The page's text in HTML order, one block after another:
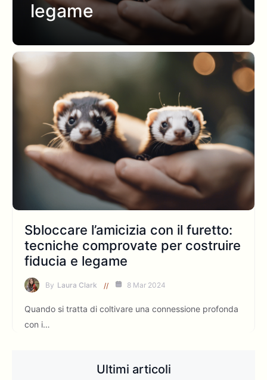
legame
Sbloccare l’amicizia con il furetto:
tecniche comprovate per costruire
fiducia e legame
By Laura Clark 8 Mar 2024
Quando si tratta di coltivare una connessione profonda
con i…
Ultimi articoli